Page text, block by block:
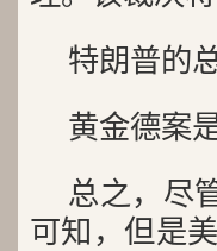
特朗普的
黄金德案
总之，尽
可知，但是